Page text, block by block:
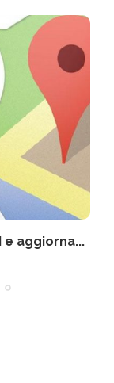
e aggiorna...